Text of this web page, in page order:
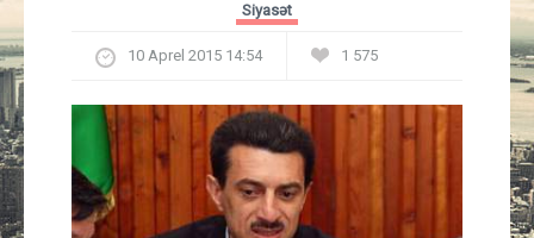
Güney Azərbaycan
Mədəniyyət
Müsahibə
Siyasət
10 Aprel 2015 14:54 1 575